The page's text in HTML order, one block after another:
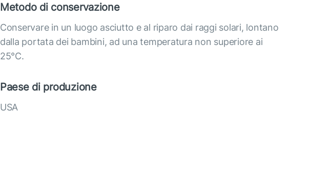
Metodo di conservazione
Conservare in un luogo asciutto e al riparo dai raggi solari, lontano
dalla portata dei bambini, ad una temperatura non superiore ai
25°C.
Paese di produzione
USA